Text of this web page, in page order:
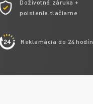
Doživotná záruka +
poistenie tlačiarne
Reklamácia do 24 hodín